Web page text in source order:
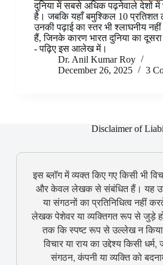
दुनिया में सबसे अधिक पढ़नेवाले देशों में
है। जबकि यहाँ बमुश्किल 10 प्रतिशत
उनकी पढ़ाई का स्तर भी श्लाघनीय
हैं, जिनके कारण भारत दुनिया का
- पढ़िए इस आलेख में।
Dr. Anil Kumar Roy
December 26, 2025
3
Disclaimer of
इस ब्लॉग में व्यक्त किए गए किसी भी
और केवल लेखक से संबंधित हैं। यह उन
या संगठनों का प्रतिनिधित्व नहीं
लेखक पेशेवर या व्यक्तिगत रूप से जुड़े
तक कि स्पष्ट रूप से उल्लेख न किया
विचार या राय का उद्देश्य किसी
संगठन, कंपनी या व्यक्ति को